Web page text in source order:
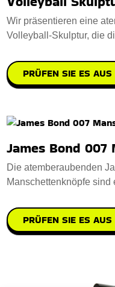
Wir präsentieren eine
Volleyball-Skulptur, die
PRÜFEN SIE ES AUS
James Bond
Die atemberaubenden
Manschettenknöpfe
PRÜFEN SIE ES AUS